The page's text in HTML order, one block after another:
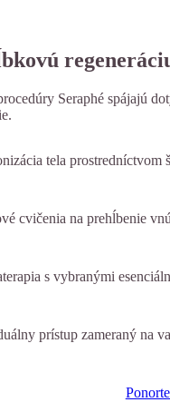
Seraphé spájajú
tela prostredníctvom
cvičenia na prehĺbenie
s vybranými
prístup zameraný na